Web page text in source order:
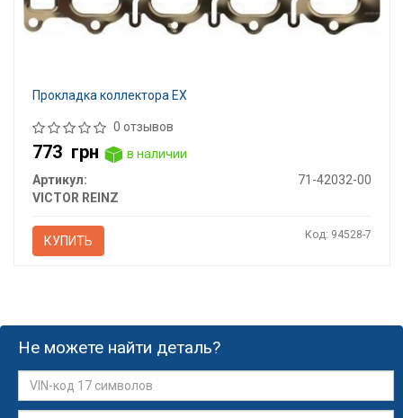
Прокладка коллектора EX
0 отзывов
773 грн
в наличии
Артикул:
71-42032-00
VICTOR REINZ
КУПИТЬ Код: 94528-7
Не можете найти деталь?